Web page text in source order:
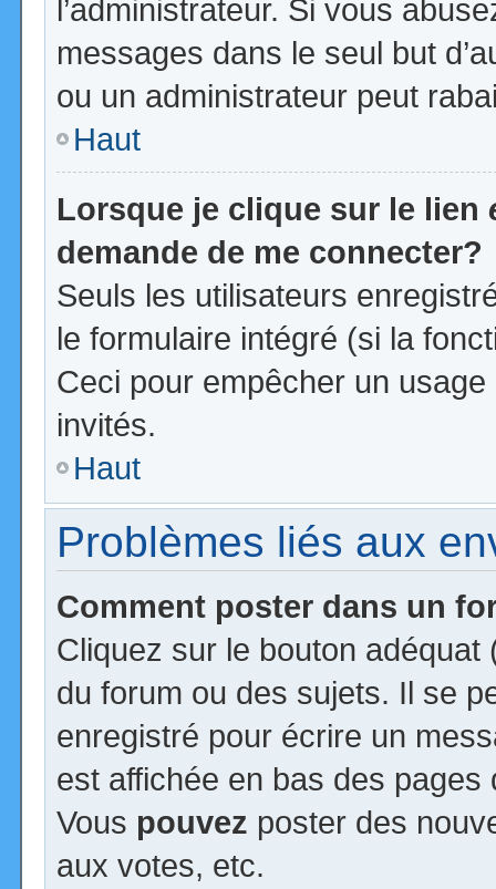
l’administrateur. Si vous
messages dans le seul but
ou un administrateur peut
Haut
Lorsque je clique sur le lien
demande de me connecter?
Seuls les utilisateurs
le formulaire intégré (si la
Ceci pour empêcher un
invités.
Haut
Problèmes liés aux
Comment poster dans un
Cliquez sur le bouton
du forum ou des sujets. Il se
enregistré pour écrire un
est affichée en bas des
Vous pouvez poster des
aux votes, etc.